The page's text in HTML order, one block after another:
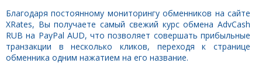
Благодаря постоянному мониторингу обменников на сайте
XRates, Вы получаете самый свежий курс обмена AdvCash
RUB на PayPal AUD, что позволяет совершать прибыльные
транзакции в несколько кликов, переходя к странице
обменника одним нажатием на его название.